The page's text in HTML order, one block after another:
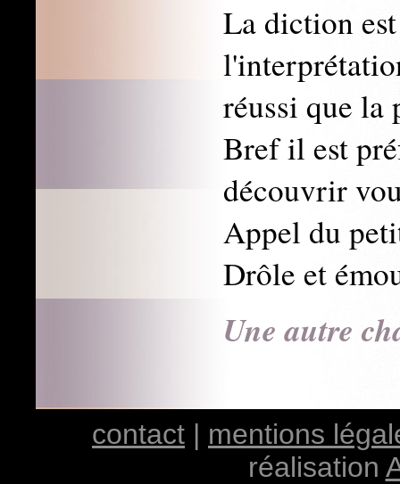
La diction
réussi que la
Bref il est
découvrir
Appel du
Drôle et
Une autre
contact | mentions
réalisation